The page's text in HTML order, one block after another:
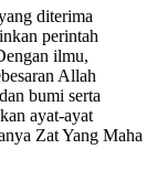
diterima
perintah
ilmu,
Allah
bumi serta
ayat-ayat
Zat Yang Maha